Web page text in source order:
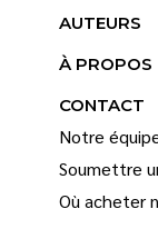
AUTEURS
À PROPOS
CONTACT
Notre
Soumettre
Où acheter